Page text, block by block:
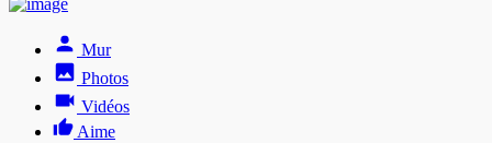
Mur
Photos
Vidéos
Aime